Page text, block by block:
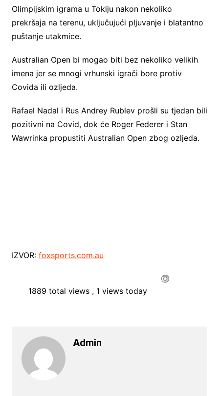
Olimpijskim igrama u Tokiju nakon nekoliko
prekršaja na terenu, uključujući pljuvanje i blatantno
puštanje utakmice.
Australian Open bi mogao biti bez nekoliko velikih
imena jer se mnogi vrhunski igrači bore protiv
Covida ili ozljeda.
Rafael Nadal i Rus Andrey Rublev prošli su tjedan bili
pozitivni na Covid, dok će Roger Federer i Stan
Wawrinka propustiti Australian Open zbog ozljeda.
IZVOR: foxsports.com.au
1889 total views , 1 views today
Admin